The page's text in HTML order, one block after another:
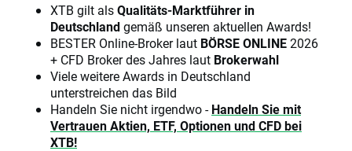
XTB gilt alsQualitäts-Marktführer in
Deutschlandgemäß unseren aktuellen Awards!
BESTER Online-Broker laut BÖRSE ONLINE2026
+ CFD Broker des Jahres laut Brokerwahl
Viele weitere Awards in Deutschland
unterstreichen das Bild
Handeln Sie nicht irgendwo -Handeln Sie mit
Vertrauen Aktien, ETF, Optionen und CFD bei
XTB!